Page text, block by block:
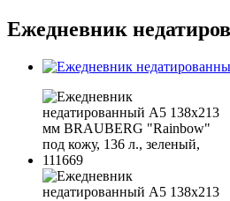
Ежедневник